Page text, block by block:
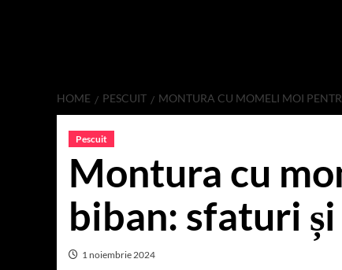
HOME PESCUIT MONTURA CU MOMELI MOI
Pescuit
Montura cu
biban: sfaturi
1 noiembrie 2024